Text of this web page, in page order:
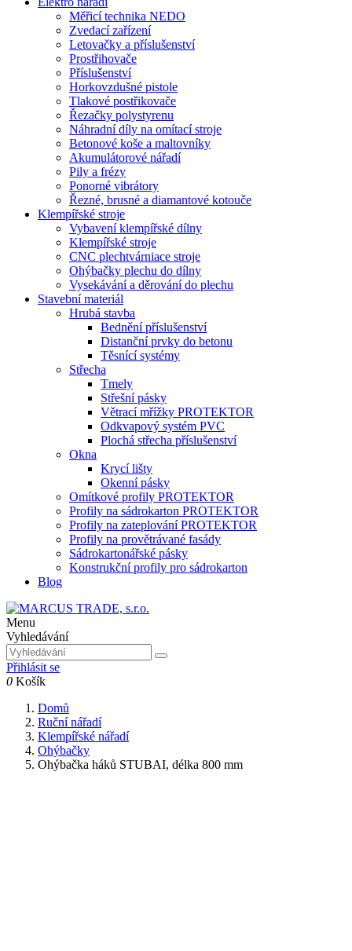
Měřicí technika NEDO
Zvedací zařízení
Letovačky a příslušenství
Prostřihovače
Příslušenství
Horkovzdušné pistole
Tlakové postřikovače
Řezačky polystyrenu
Náhradní díly na omítací stroje
Betonové koše a maltovníky
Akumulátorové nářadí
Pily a frézy
Ponorné vibrátory
Řezné, brusné a diamantové kotouče
Klempířské stroje
Vybavení klempířské dílny
Klempířské stroje
CNC plechtvárniace stroje
Ohýbačky plechu do dílny
Vysekávání a děrování do plechu
Stavební materiál
Hrubá stavba
Bednění příslušenství
Distanční prvky do betonu
Těsnící systémy
Střecha
Tmely
Střešní pásky
Větrací mřížky PROTEKTOR
Odkvapový systém PVC
Plochá střecha příslušenství
Okna
Krycí lišty
Okenní pásky
Omítkové profily PROTEKTOR
Profily na sádrokarton PROTEKTOR
Profily na zateplování PROTEKTOR
Profily na provětrávané fasády
Sádrokartonářské pásky
Konstrukční profily pro sádrokarton
Blog
Menu
Vyhledávání
Přihlásit se
0 Košík
Domů
Ruční nářadí
Klempířské nářadí
Ohýbačky
Ohýbačka háků STUBAI, délka 800 mm